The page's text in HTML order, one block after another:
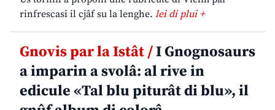
rinfrescasi il cjâf su la lenghe. lei di plui +
Gnovis par la Istât /I Gnognosaurs
a imparin a svolâ: al rive in
edicule «Tal blu piturât di blu», il